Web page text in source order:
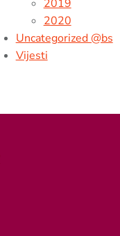
2019
2020
Uncategorized @bs
Vijesti